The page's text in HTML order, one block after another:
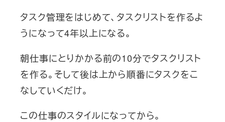
タスク管理をはじめて、タスクリストを作るよ
うになって4年以上になる。
朝仕事にとりかかる前の10分でタスクリスト
を作る。そして後は上から順番にタスクをこ
なしていくだけ。
この仕事のスタイルになってから。